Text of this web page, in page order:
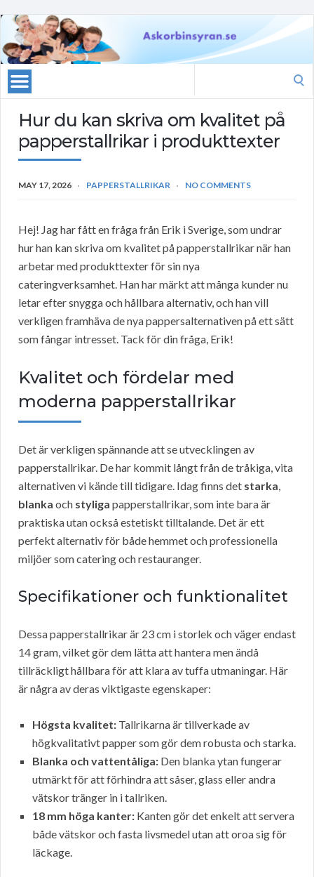
Hur du kan skriva om kvalitet på
papperstallrikar i produkttexter
MAY 17, 2026 PAPPERSTALLRIKAR NO COMMENTS
Hej! Jag har fått en fråga från Erik i Sverige, som undrar
hur han kan skriva om kvalitet på papperstallrikar när han
arbetar med produkttexter för sin nya
cateringverksamhet. Han har märkt att många kunder nu
letar efter snygga och hållbara alternativ, och han vill
verkligen framhäva de nya pappersalternativen på ett sätt
som fångar intresset. Tack för din fråga, Erik!
Kvalitet och fördelar med
moderna papperstallrikar
Det är verkligen spännande att se utvecklingen av
papperstallrikar. De har kommit långt från de tråkiga, vita
alternativen vi kände till tidigare. Idag finns det starka,
blanka och styliga papperstallrikar, som inte bara är
praktiska utan också estetiskt tilltalande. Det är ett
perfekt alternativ för både hemmet och professionella
miljöer som catering och restauranger.
Specifikationer och funktionalitet
Dessa papperstallrikar är 23 cm i storlek och väger endast
14 gram, vilket gör dem lätta att hantera men ändå
tillräckligt hållbara för att klara av tuffa utmaningar. Här
är några av deras viktigaste egenskaper:
Högsta kvalitet: Tallrikarna är tillverkade av
högkvalitativt papper som gör dem robusta och starka.
Blanka och vattentåliga: Den blanka ytan fungerar
utmärkt för att förhindra att såser, glass eller andra
vätskor tränger in i tallriken.
18 mm höga kanter: Kanten gör det enkelt att servera
både vätskor och fasta livsmedel utan att oroa sig för
läckage.